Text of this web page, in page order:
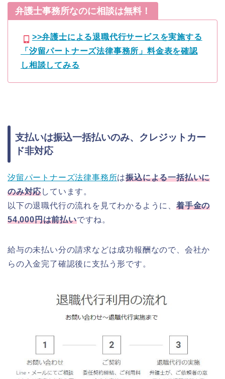
弁護士事務所なのに相談は無料！
>>弁護士による退職代行サービスを実施する
「汐留パートナーズ法律事務所」料金表を確認
し相談してみる
支払いは振込一括払いのみ、クレジットカー
ド非対応
汐留パートナーズ法律事務所は振込による一括払いに
のみ対応しています。
以下の退職代行の流れを見てわかるように、 着手金の
54,000円は前払いですね。
給与の未払い分の請求などは成功報酬なので、会社か
らの入金完了確認後に支払う形です。